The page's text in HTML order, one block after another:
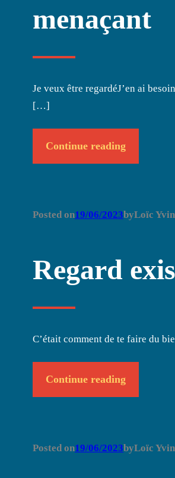
menaçant
Je veux être regardéJ’en ai
[…]
Continue reading
Posted on19/06/2023byLoïc
Regard
C’était comment de te faire du
Continue reading
Posted on19/06/2023byLoïc